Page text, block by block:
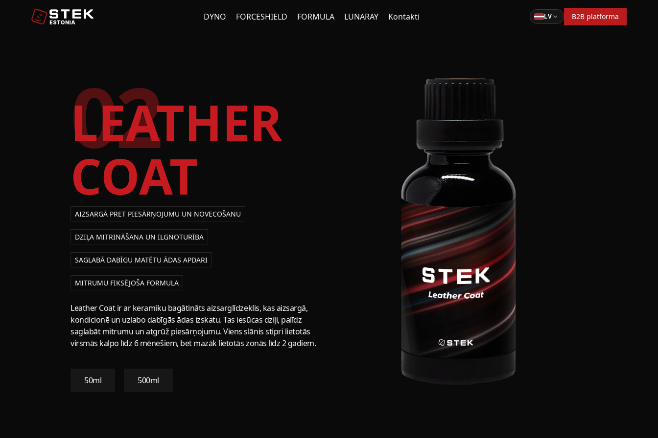
DYNO FORCESHIELD FORMULA LUNARAY Kontakti LV B2B platforma
02
LEATHER
COAT
AIZSARGĀ PRET PIESĀRŅOJUMU UN NOVECOŠANU
DZIĻA MITRINĀŠANA UN ILGNOTURĪBA
SAGLABĀ DABĪGU MATĒTU ĀDAS APDARI
MITRUMU FIKSĒJOŠA FORMULA
Leather Coat ir ar keramiku bagātināts aizsarglīdzeklis, kas aizsargā,
kondicionē un uzlabo dabīgās ādas izskatu. Tas iesūcas dziļi, palīdz
saglabāt mitrumu un atgrūž piesārņojumu. Viens slānis stipri lietotās
virsmās kalpo līdz 6 mēnešiem, bet mazāk lietotās zonās līdz 2 gadiem.
50ml 500ml